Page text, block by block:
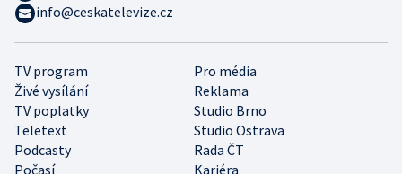
TV program
Pro média
Živé vysílání
Reklama
TV poplatky
Studio Brno
Teletext
Studio Ostrava
Podcasty
Rada ČT
Počasí
Kariéra
info@ceskatelevize.cz